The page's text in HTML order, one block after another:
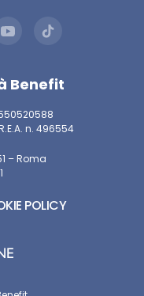
Benefit
n. 496554
– Roma
POLICY